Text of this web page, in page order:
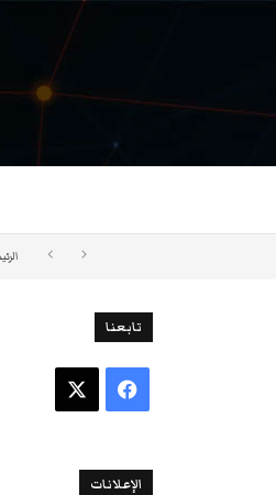
تابعنا
فيسبوك
الإعلانات